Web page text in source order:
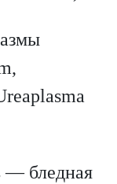
— бледная